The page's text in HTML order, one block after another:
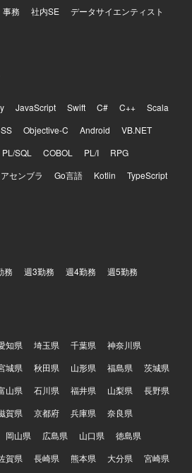
事務 社内SE
データサイエンティスト
JavaScript Swift C# C++
Scala
Objective-C Android
VB.NET
PL/SQL COBOL PL/I
RPG
アセンブラ Go言語 Kotlin
TypeScript
務 週3勤務 週4勤務 週5勤務
知県 埼玉県 千葉県
神奈川県
城県 秋田県 山形県 福島県
茨城県
山県 石川県 福井県 山梨県
長野県
賀県 京都府 兵庫県
奈良県
岡山県 広島県 山口県
徳島県
賀県 長崎県 熊本県 大分県 宮崎県